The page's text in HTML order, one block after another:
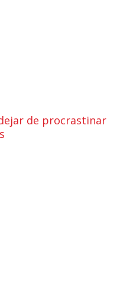
de procrastinar